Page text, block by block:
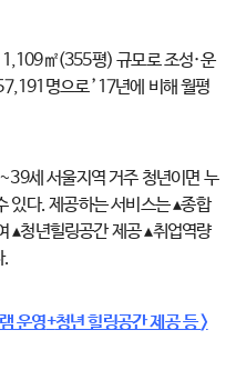
㎡(355평) 규모로 조성·운
명으로 ’17년에 비해 월평
세 서울지역 거주 청년이면 누
있다. 제공하는 서비스는 ▴종합
▴청년힐링공간 제공 ▴취업역량
.
운영+청년 힐링공간 제공 등>